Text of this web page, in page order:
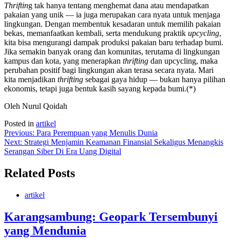
Thrifting tak hanya tentang menghemat dana atau mendapatkan
pakaian yang unik — ia juga merupakan cara nyata untuk menjaga
lingkungan. Dengan membentuk kesadaran untuk memilih pakaian
bekas, memanfaatkan kembali, serta mendukung praktik upcycling,
kita bisa mengurangi dampak produksi pakaian baru terhadap bumi.
Jika semakin banyak orang dan komunitas, terutama di lingkungan
kampus dan kota, yang menerapkan thrifting dan upcycling, maka
perubahan positif bagi lingkungan akan terasa secara nyata. Mari
kita menjadikan thrifting sebagai gaya hidup — bukan hanya pilihan
ekonomis, tetapi juga bentuk kasih sayang kepada bumi.(*)
Oleh Nurul Qoidah
Posted in artikel
Post
navigation
Previous: Para Perempuan yang Menulis Dunia
Next: Strategi Menjamin Keamanan Finansial Sekaligus Menangkis
Serangan Siber Di Era Uang Digital
Related Posts
artikel
Karangsambung: Geopark Tersembunyi
yang Mendunia